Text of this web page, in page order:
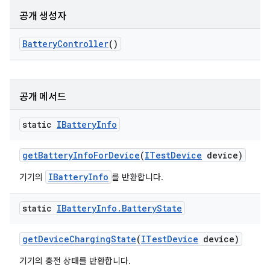
공개 생성자
BatteryController()
공개 메서드
static IBatteryInfo
getBatteryInfoForDevice(ITestDevice device)
기기의 IBatteryInfo 를 반환합니다.
static IBatteryInfo . BatteryState
getDeviceChargingState(ITestDevice device)
기기의 충전 상태를 반환합니다.